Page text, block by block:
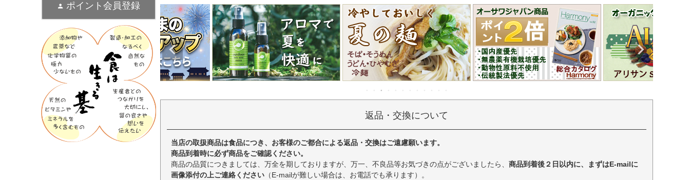
ポイント会員登録
返品・交換について
当店の取扱商品は食品につき、お客様のご都合による返品・交換はご遠慮願います。
商品到着時に必ず商品をご確認ください。
商品の品質につきましては、万全を期しておりますが、万一、不良品等お気づきの点がございましたら、 商品到着後２日以内に、まずはE-mailに
画像添付の上ご連絡ください （E-mailが難しい場合は、お電話でも承ります）。